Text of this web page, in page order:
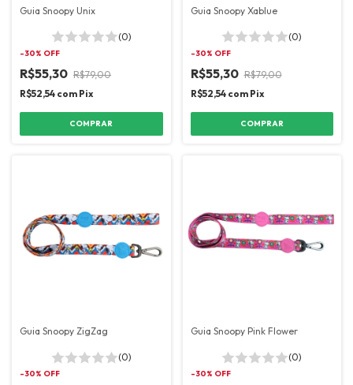
Guia Snoopy Unix
(0)
-30% OFF
R$55,30 R$79,00
R$52,54 com Pix
COMPRAR
Guia Snoopy Xablue
(0)
-30% OFF
R$55,30 R$79,00
R$52,54 com Pix
COMPRAR
Guia Snoopy ZigZag
(0)
-30% OFF
Guia Snoopy Pink Flower
(0)
-30% OFF